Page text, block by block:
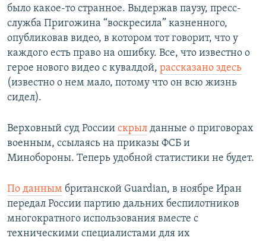
было какое-то странное. Выдержав паузу, пресс-
служба Пригожина “воскресила” казненного,
опубликовав видео, в котором тот говорит, что у
каждого есть право на ошибку. Все, что известно о
герое нового видео с кувалдой, рассказано здесь
(известно о нем мало, потому что он всю жизнь
сидел).
Верховный суд России скрыл данные о приговорах
военным, ссылаясь на приказы ФСБ и
Минобороны. Теперь удобной статистики не будет.
По данным британской Guardian, в ноябре Иран
передал России партию дальних беспилотников
многократного использования вместе с
техническими специалистами для их